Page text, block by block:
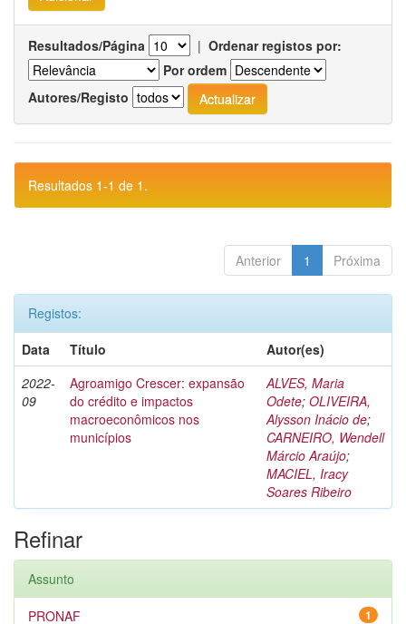
Resultados/Página | Ordenar registos por:
Por ordem
Autores/Registo
Resultados 1-1 de 1.
Anterior 1 Próxima
Registos:
Data
Título
Autor(es)
2022-
09
Agroamigo Crescer: expansão
do crédito e impactos
macroeconômicos nos
municípios
ALVES, Maria
Odete; OLIVEIRA,
Alysson Inácio de;
CARNEIRO, Wendell
Márcio Araújo;
MACIEL, Iracy
Soares Ribeiro
Refinar
Assunto
1
PRONAF